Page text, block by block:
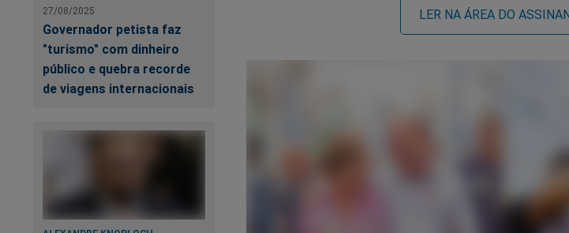
27/08/2025
Governador petista faz
"turismo" com dinheiro
público e quebra recorde
de viagens internacionais
LER NA ÁREA DO